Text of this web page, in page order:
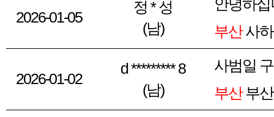
2026-01-05
정 * 성
(남)
안녕하
부산사
2026-01-02
d ********* 8
(남)
사범일
부산부